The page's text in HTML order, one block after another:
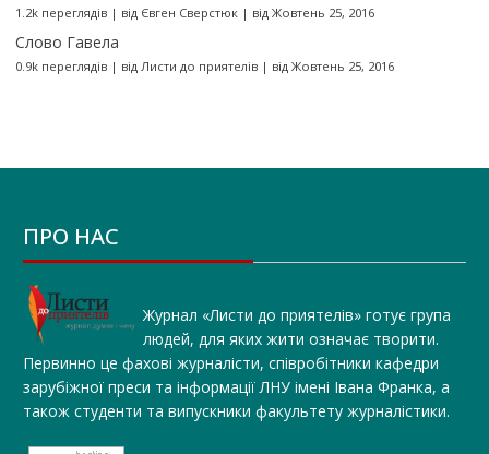
1.2k переглядів| від Євген Сверстюк| від Жовтень 25, 2016
Слово Гавела
0.9k переглядів| від Листи до приятелів| від Жовтень 25, 2016
ПРО НАС
Журнал «Листи до приятелів» готує група
людей, для яких жити означає творити.
Первинно це фахові журналісти, співробітники кафедри
зарубіжної преси та інформації ЛНУ імені Івана Франка, а
також студенти та випускники факультету журналістики.